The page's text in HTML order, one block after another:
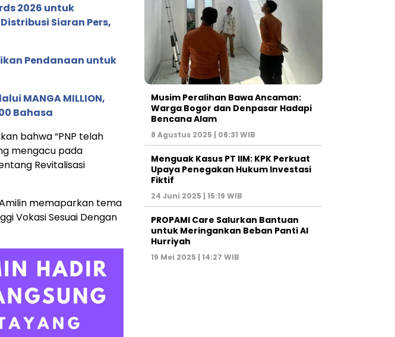
2026 untuk
Siaran Pers,
Pendanaan untuk
MANGA MILLION,
Bahasa
bahwa “PNP telah
mengacu pada
Revitalisasi
memaparkan tema
Vokasi Sesuai Dengan
Musim Peralihan Bawa Ancaman:
Warga Bogor dan Denpasar Hadapi
Bencana Alam
8 Agustus 2025 | 08:31 WIB
Menguak Kasus PT IIM: KPK Perkuat
Upaya Penegakan Hukum Investasi
Fiktif
24 Juni 2025 | 15:19 WIB
PROPAMI Care Salurkan Bantuan
untuk Meringankan Beban Panti Al
Hurriyah
19 Mei 2025 | 14:27 WIB